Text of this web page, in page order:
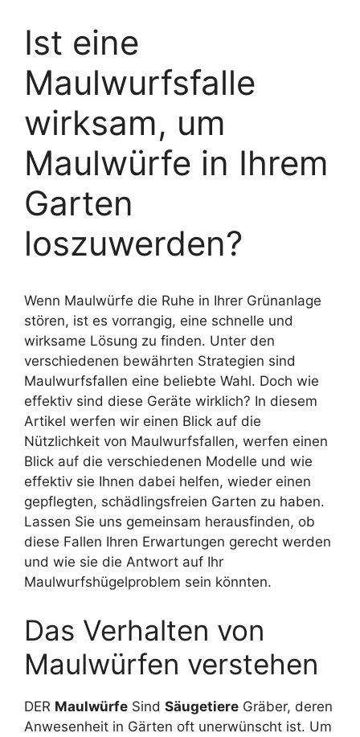
Ist eine
Maulwurfsfalle
wirksam, um
Maulwürfe in Ihrem
Garten
loszuwerden?
Wenn Maulwürfe die Ruhe in Ihrer Grünanlage
stören, ist es vorrangig, eine schnelle und
wirksame Lösung zu finden. Unter den
verschiedenen bewährten Strategien sind
Maulwurfsfallen eine beliebte Wahl. Doch wie
effektiv sind diese Geräte wirklich? In diesem
Artikel werfen wir einen Blick auf die
Nützlichkeit von Maulwurfsfallen, werfen einen
Blick auf die verschiedenen Modelle und wie
effektiv sie Ihnen dabei helfen, wieder einen
gepflegten, schädlingsfreien Garten zu haben.
Lassen Sie uns gemeinsam herausfinden, ob
diese Fallen Ihren Erwartungen gerecht werden
und wie sie die Antwort auf Ihr
Maulwurfshügelproblem sein könnten.
Das Verhalten von
Maulwürfen verstehen
DER Maulwürfe Sind Säugetiere Gräber, deren
Anwesenheit in Gärten oft unerwünscht ist. Um